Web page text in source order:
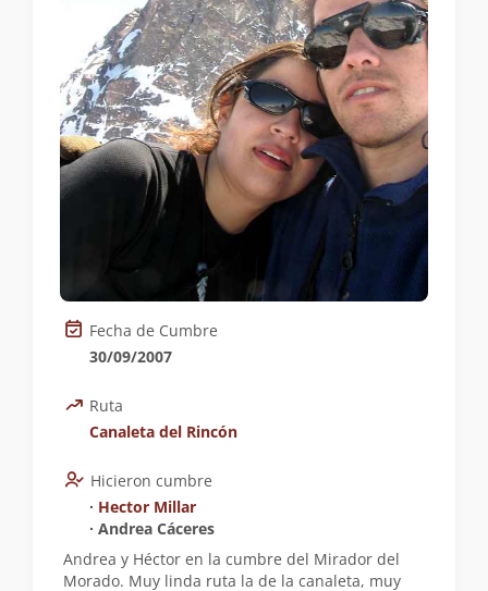
Fecha de Cumbre
30/09/2007
Ruta
Canaleta del Rincón
Hicieron cumbre
∙ Hector Millar
∙ Andrea Cáceres
Andrea y Héctor en la cumbre del Mirador del
Morado. Muy linda ruta la de la canaleta, muy